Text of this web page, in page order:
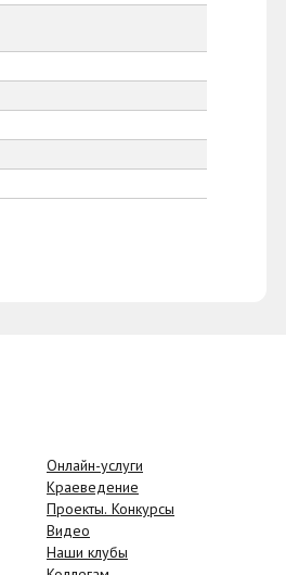
Онлайн-услуги
Краеведение
Проекты. Конкурсы
Видео
Наши клубы